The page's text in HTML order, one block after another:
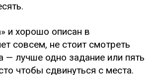
и хорошо описан в
совсем, не стоит смотреть
— лучше одно задание или пять
чтобы сдвинуться с места.